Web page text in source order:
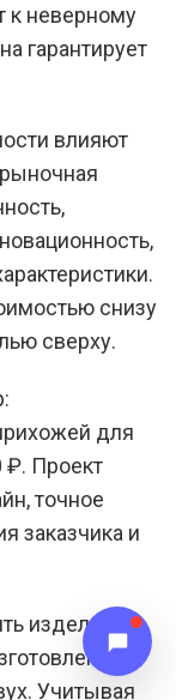
к неверному
гарантирует
влияют
снизу
сверху.
для
₽. Проект
точное
заказчика и
изделие по
—
Учитывая